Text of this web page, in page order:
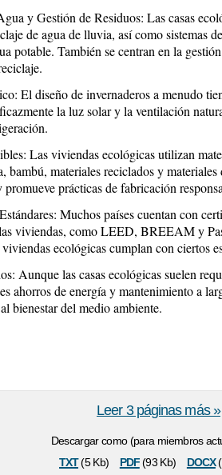
y Gestión de Residuos: Las casas
de agua de lluvia, así como sistemas
potable. También se centran en la
El diseño de invernaderos a menudo
la luz solar y la ventilación
Las viviendas ecológicas utilizan
bambú, materiales reciclados y
prácticas de fabricación
Muchos países cuentan con
viviendas, como LEED, BREEAM y
ecológicas cumplan con ciertos
Aunque las casas ecológicas suelen
ahorros de energía y mantenimiento a
bienestar del medio ambiente.
Descargar como (para miembros
txt(5 Kb) pdf(93 Kb) docx
Leer 3 páginas más »